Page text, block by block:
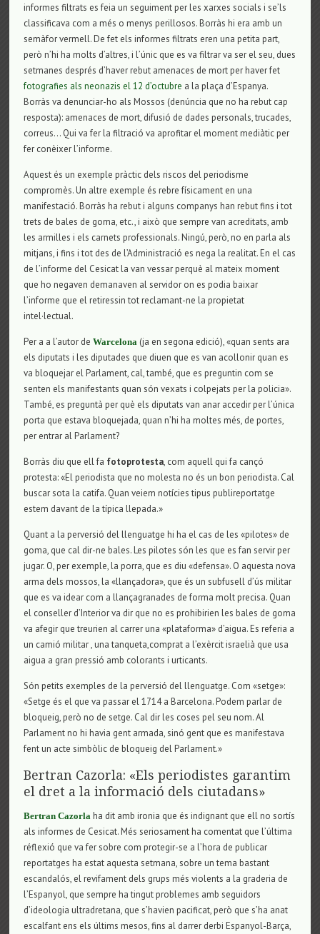
informes filtrats es feia un seguiment per les xarxes socials i se’ls
classificava com a més o menys perillosos. Borràs hi era amb un
semàfor vermell. De fet els informes filtrats eren una petita part,
però n’hi ha molts d’altres, i l’únic que es va filtrar va ser el seu, dues
setmanes després d’haver rebut amenaces de mort per haver fet
fotografies als neonazis el 12 d’octubre a la plaça d’Espanya.
Borràs va denunciar-ho als Mossos (denúncia que no ha rebut cap
resposta): amenaces de mort, difusió de dades personals, trucades,
correus… Qui va fer la filtració va aprofitar el moment mediàtic per
fer conèixer l’informe.
Aquest és un exemple pràctic dels riscos del periodisme
compromès. Un altre exemple és rebre físicament en una
manifestació. Borràs ha rebut i alguns companys han rebut fins i tot
trets de bales de goma, etc., i això que sempre van acreditats, amb
les armilles i els carnets professionals. Ningú, però, no en parla als
mitjans, i fins i tot des de l’Administració es nega la realitat. En el cas
de l’informe del Cesicat la van vessar perquè al mateix moment
que ho negaven demanaven al servidor on es podia baixar
l’informe que el retiressin tot reclamant-ne la propietat
intel·lectual.
Per a a l’autor deWarcelona (ja en segona edició), «quan sents ara
els diputats i les diputades que diuen que es van acollonir quan es
va bloquejar el Parlament, cal, també, que es preguntin com se
senten els manifestants quan són vexats i colpejats per la policia».
També, es preguntà per què els diputats van anar accedir per l’única
porta que estava bloquejada, quan n’hi ha moltes més, de portes,
per entrar al Parlament?
Borràs diu que ell fa fotoprotesta, com aquell qui fa cançó
protesta: «El periodista que no molesta no és un bon periodista. Cal
buscar sota la catifa. Quan veiem notícies tipus publireportatge
estem davant de la típica llepada.»
Quant a la perversió del llenguatge hi ha el cas de les «pilotes» de
goma, que cal dir-ne bales. Les pilotes són les que es fan servir per
jugar. O, per exemple, la porra, que es diu «defensa». O aquesta nova
arma dels mossos, la «llançadora», que és un subfusell d’ús militar
que es va idear com a llançagranades de forma molt precisa. Quan
el conseller d’Interior va dir que no es prohibirien les bales de goma
va afegir que treurien al carrer una «plataforma» d’aigua. Es referia a
un camió militar , una tanqueta,comprat a l’exèrcit israelià que usa
aigua a gran pressió amb colorants i urticants.
Són petits exemples de la perversió del llenguatge. Com «setge»:
«Setge és el que va passar el 1714 a Barcelona. Podem parlar de
bloqueig, però no de setge. Cal dir les coses pel seu nom. Al
Parlament no hi havia gent armada, sinó gent que es manifestava
fent un acte simbòlic de bloqueig del Parlament.»
Bertran Cazorla: «Els periodistes garantim
el dret a la informació dels ciutadans»
Bertran Cazorla ha dit amb ironia que és indignant que ell no sortís
als informes de Cesicat. Més seriosament ha comentat que l’última
réflexió que va fer sobre com protegir-se a l’hora de publicar
reportatges ha estat aquesta setmana, sobre un tema bastant
escandalós, el revifament dels grups més violents a la graderia de
l’Espanyol, que sempre ha tingut problemes amb seguidors
d’ideologia ultradretana, que s’havien pacificat, però que s’ha anat
escalfant ens els últims mesos, fins al darrer derbi Espanyol-Barça,